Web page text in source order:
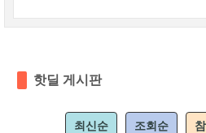
핫딜 게시판
최신순 조회순